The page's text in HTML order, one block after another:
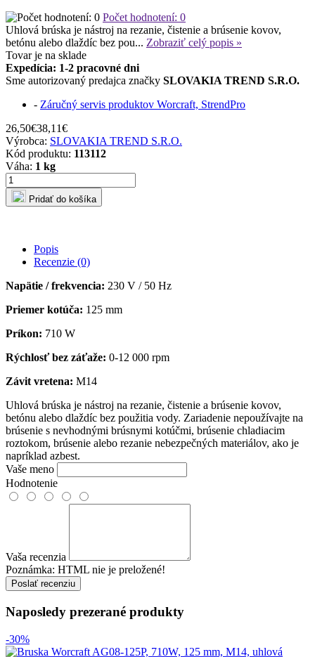
Počet hodnotení: 0
Uhlová brúska je nástroj na rezanie, čistenie a brúsenie kovov,
betónu alebo dlaždíc bez pou... Zobraziť celý popis »
Tovar je na sklade
Expedícia: 1-2 pracovné dni
Sme autorizovaný predajca značky SLOVAKIA TREND S.R.O.
- Záručný servis produktov Worcraft, StrendPro
26,50€38,11€
Výrobca: SLOVAKIA TREND S.R.O.
Kód produktu: 113112
Váha: 1 kg
Pridať do košíka
Popis
Recenzie (0)
Napätie / frekvencia: 230 V / 50 Hz
Priemer kotúča: 125 mm
Príkon: 710 W
Rýchlosť bez záťaže: 0-12 000 rpm
Závit vretena: M14
Uhlová brúska je nástroj na rezanie, čistenie a brúsenie kovov,
betónu alebo dlaždíc bez použitia vody. Zariadenie nepoužívajte na
brúsenie s nevhodnými brúsnymi kotúčmi, brúsenie chladiacim
roztokom, brúsenie alebo rezanie nebezpečných materiálov, ako je
napríklad azbest.
Vaše meno
Hodnotenie
Vaša recenzia
Poznámka: HTML nie je preložené!
Poslať recenziu
Naposledy prezerané produkty
-30%